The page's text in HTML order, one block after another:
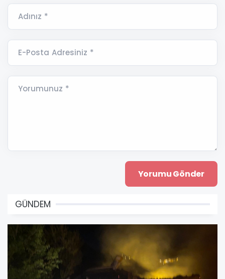
Adınız *
E-Posta Adresiniz *
Yorumunuz *
GÜNDEM